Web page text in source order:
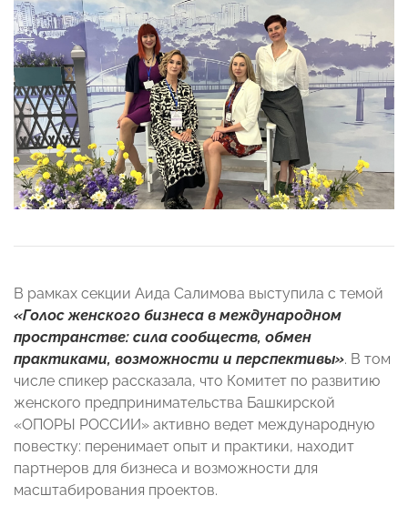
В рамках секции Аида Салимова выступила с темой
«Голос женского бизнеса в международном
пространстве: сила сообществ, обмен
практиками, возможности и перспективы». В том
числе спикер рассказала, что Комитет по развитию
женского предпринимательства Башкирской
«ОПОРЫ РОССИИ» активно ведет международную
повестку: перенимает опыт и практики, находит
партнеров для бизнеса и возможности для
масштабирования проектов.